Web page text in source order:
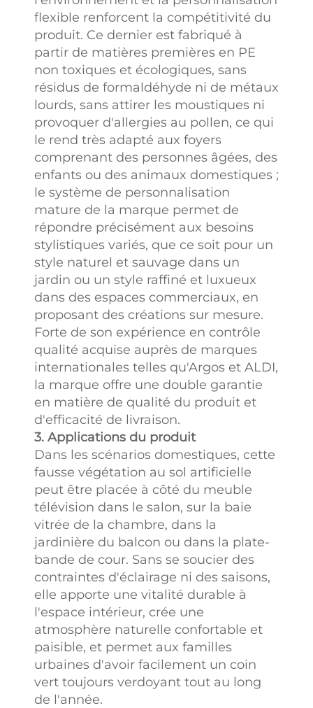
et de capacités
de
personnalisation
remarquables,
nous avons
conclu avec
succès des
partenariats avec
de nombreuses
marques
renommées. Les
logos de nos
clients
collaborateurs
sont largement
représentés
parmi les
références du
secteur,
témoignant
directement de la
qualité de nos
produits et de nos
capacités de
flexible renforcent la compétitivité du
produit. Ce dernier est fabriqué à
partir de matières premières en PE
non toxiques et écologiques, sans
résidus de formaldéhyde ni de métaux
lourds, sans attirer les moustiques ni
provoquer d'allergies au pollen, ce qui
le rend très adapté aux foyers
comprenant des personnes âgées, des
enfants ou des animaux domestiques ;
le système de personnalisation
mature de la marque permet de
répondre précisément aux besoins
stylistiques variés, que ce soit pour un
style naturel et sauvage dans un
jardin ou un style raffiné et luxueux
dans des espaces commerciaux, en
proposant des créations sur mesure.
Forte de son expérience en contrôle
qualité acquise auprès de marques
internationales telles qu'Argos et ALDI,
la marque offre une double garantie
en matière de qualité du produit et
d'efficacité de livraison.
3. Applications du produit
Dans les scénarios domestiques, cette
fausse végétation au sol artificielle
peut être placée à côté du meuble
télévision dans le salon, sur la baie
vitrée de la chambre, dans la
jardinière du balcon ou dans la plate-
bande de cour. Sans se soucier des
contraintes d'éclairage ni des saisons,
elle apporte une vitalité durable à
l'espace intérieur, crée une
atmosphère naturelle confortable et
paisible, et permet aux familles
urbaines d'avoir facilement un coin
vert toujours verdoyant tout au long
de l'année.